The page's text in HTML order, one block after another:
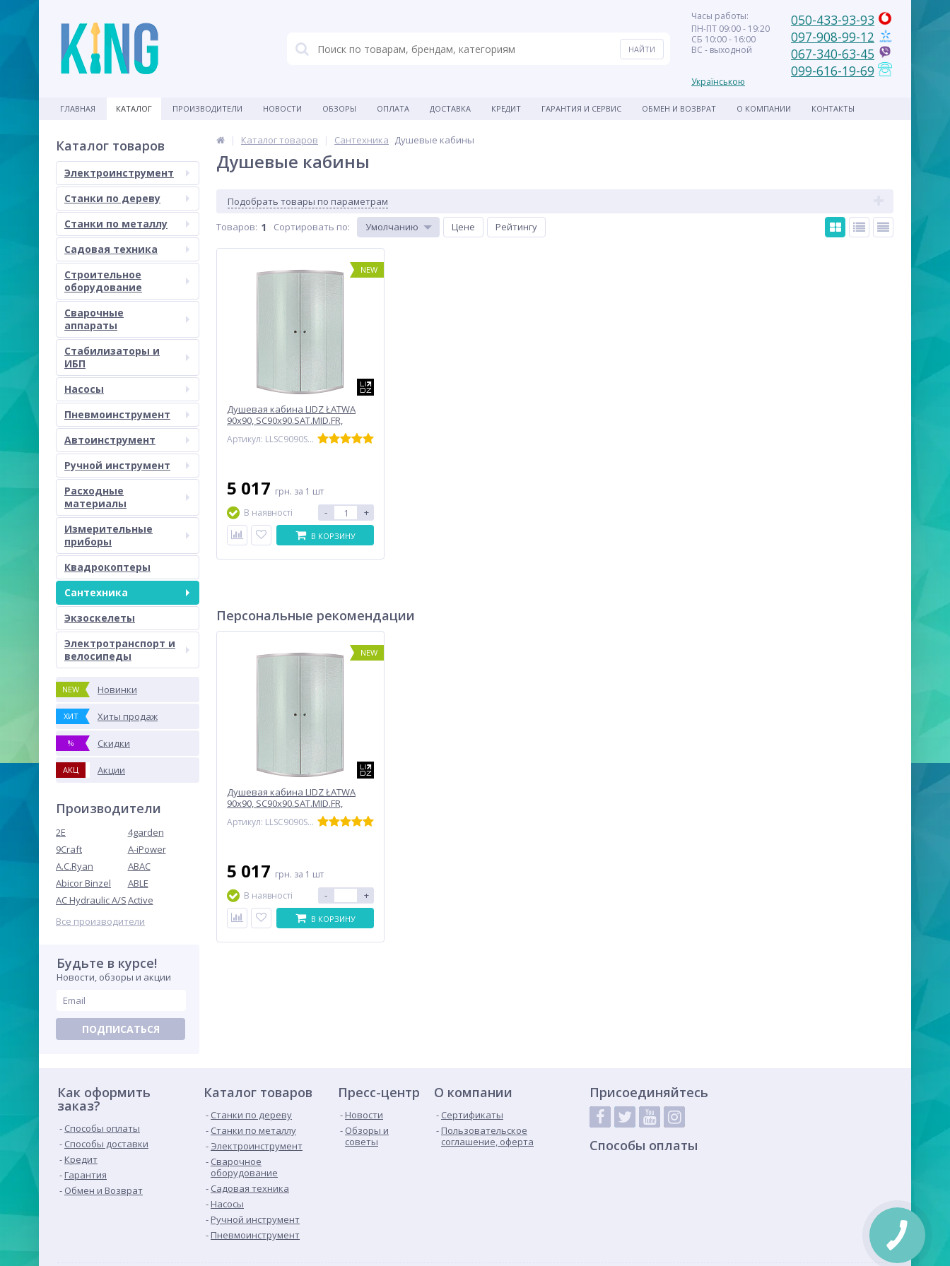
Часы работы:
ПН-ПТ 09:00 - 19:20
СБ 10:00 - 16:00
ВС - выходной
Українською
050-433-93-93
097-908-99-12
067-340-63-45
099-616-19-69
ГЛАВНАЯ КАТАЛОГ ПРОИЗВОДИТЕЛИ НОВОСТИ ОБЗОРЫ ОПЛАТА ДОСТАВКА КРЕДИТ ГАРАНТИЯ И СЕРВИС ОБМЕН И ВОЗВРАТ О КОМПАНИИ КОНТАКТЫ
Каталог товаров
Электроинструмент
Станки по дереву
Станки по металлу
Садовая техника
Строительное
оборудование
Сварочные
аппараты
Стабилизаторы и
ИБП
Насосы
Пневмоинструмент
Автоинструмент
Ручной инструмент
Расходные
материалы
Измерительные
приборы
Квадрокоптеры
Сантехника
Экзоскелеты
Электротранспорт и
велосипеды
NEW Новинки
ХИТ Хиты продаж
% Скидки
АКЦ Акции
Производители
2E
4garden
9Craft
A-iPower
A.C.Ryan
ABAC
Abicor Binzel
ABLE
AC Hydraulic A/SActive
Все производители
Будьте в курсе!
Новости, обзоры и акции
ПОДПИСАТЬСЯ
Каталог товаров Сантехника Душевые кабины
Душевые кабины
Подобрать товары по параметрам
Товаров: 1 Сортировать по: Умолчанию Цене Рейтингу
NEW
Душевая кабина LIDZ ŁATWA
90x90, SC90x90.SAT.MID.FR,
стекло Frost 4 мм (без поддона)
Артикул: LLSC9090SATMIDFR2
5 017 грн. за 1 шт
В наявності
- +
В КОРЗИНУ
Персональные рекомендации
NEW
Душевая кабина LIDZ ŁATWA
90x90, SC90x90.SAT.MID.FR,
стекло Frost 4 мм (без поддона)
Артикул: LLSC9090SATMIDFR2
5 017 грн. за 1 шт
В наявності
- +
В КОРЗИНУ
Как оформить
заказ?
Способы оплаты
Способы доставки
Кредит
Гарантия
Обмен и Возврат
Каталог товаров
Станки по дереву
Станки по металлу
Электроинструмент
Сварочное
оборудование
Садовая техника
Насосы
Ручной инструмент
Пневмоинструмент
Пресс-центр
Новости
Обзоры и
советы
О компании
Сертификаты
Пользовательское
соглашение, оферта
Присоединяйтесь
Способы оплаты